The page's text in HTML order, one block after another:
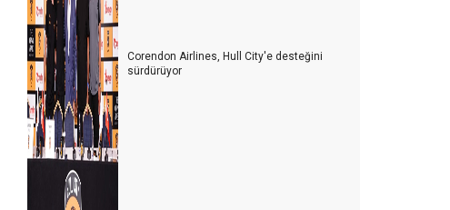
Corendon Airlines, Hull City'e desteğini
sürdürüyor